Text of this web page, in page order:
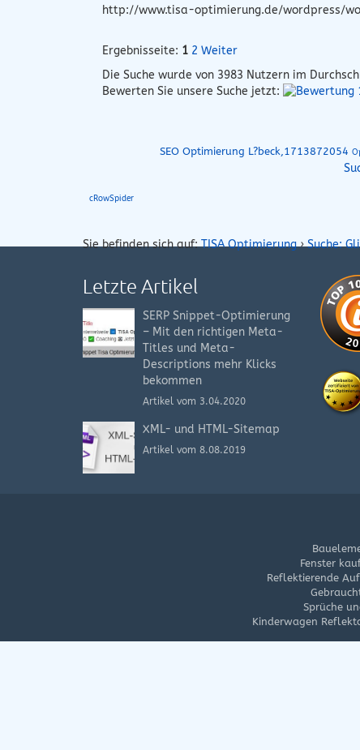
http://www.tisa-optimierung.de/wordpress/
Ergebnisseite: 1 2 Weiter
Die Suche wurde von 3983 Nutzern im
Bewerten Sie unsere Suche jetzt:
SEO Optimierung L?beck,1713872054
cRowSpider
Sie befinden sich auf:TISA Optimierung›Suche:
Letzte Artikel
SERP Snippet-Optimierung
– Mit den richtigen Meta-
Titles und Meta-
Descriptions mehr Klicks
bekommen
Artikel vom 3.04.2020
XML- und HTML-Sitemap
Artikel vom 8.08.2019
Fenster
Reflektierende
Sprüche
Kinderwagen